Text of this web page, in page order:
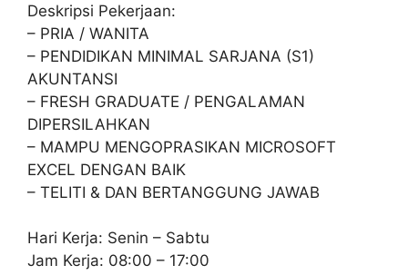
Deskripsi Pekerjaan:
– PRIA / WANITA
– PENDIDIKAN MINIMAL SARJANA (S1)
AKUNTANSI
– FRESH GRADUATE / PENGALAMAN
DIPERSILAHKAN
– MAMPU MENGOPRASIKAN MICROSOFT
EXCEL DENGAN BAIK
– TELITI & DAN BERTANGGUNG JAWAB
Hari Kerja: Senin – Sabtu
Jam Kerja: 08:00 – 17:00